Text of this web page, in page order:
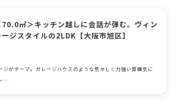
70.0㎡＞キッチン越しに会話が弾む。ヴィン
ージスタイルの2LDK【大阪市旭区】
ジがテーマ。ガレージハウスのような荒々しく力強い雰囲気に
...